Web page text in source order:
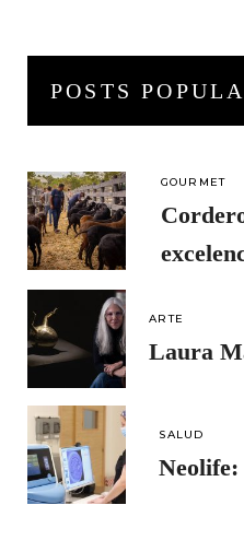
POSTS
GOURMET
ARTE
Laura
SALUD